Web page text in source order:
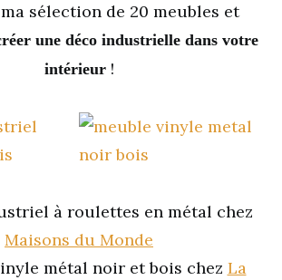
sélection de 20 meubles et
une déco industrielle dans votre
intérieur!
à roulettes en métal chez
Maisons du Monde
métal noir et bois chez La